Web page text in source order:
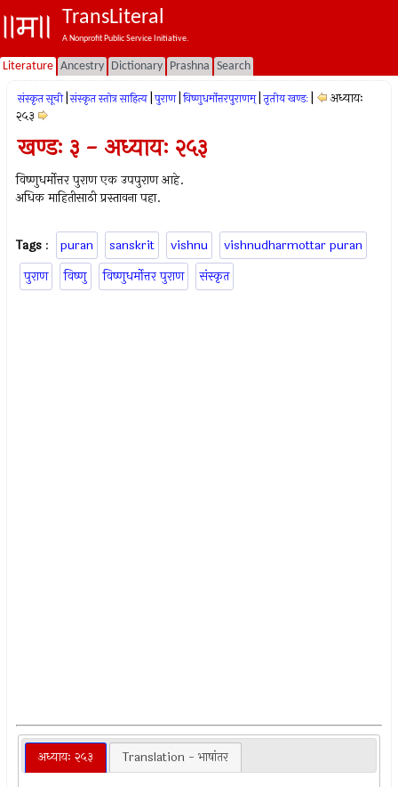
TransLiteral
A Nonprofit Public Service Initiative.
Literature Ancestry Dictionary Prashna Search
संस्कृत सूची संस्कृत स्तोत्र साहित्य पुराण विष्णुधर्मोत्तरपुराणम् तृतीय खण्डः
अध्यायः
२५३
खण्डः ३ - अध्यायः २५३
विष्णुधर्मोत्तर पुराण एक उपपुराण आहे.
अधिक माहितीसाठी प्रस्तावना पहा.
Tags : puran sanskrit vishnu
vishnudharmottar puran
पुराण
विष्णु विष्णुधर्मोत्तर पुराण संस्कृत
अध्यायः २५३ Translation - भाषांतर